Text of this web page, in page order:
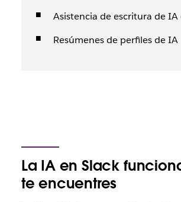
Asistencia de escritura de IA
Resúmenes de perfiles de IA
La IA en Slack
te encuentres